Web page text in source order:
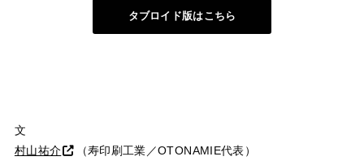
タブロイド版はこちら
文
村山祐介
（寿印刷工業／OTONAMIE代表）